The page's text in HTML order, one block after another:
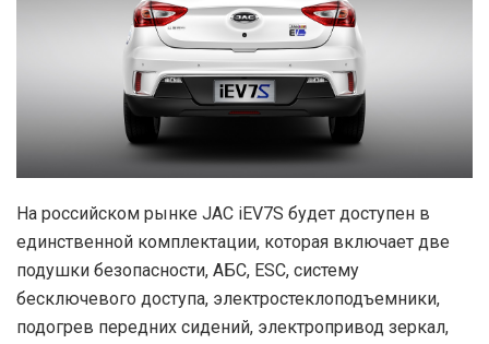
На российском рынке JAC iEV7S будет доступен в
единственной комплектации, которая включает две
подушки безопасности, АБС, ESC, систему
бесключевого доступа, электростеклоподъемники,
подогрев передних сидений, электропривод зеркал,